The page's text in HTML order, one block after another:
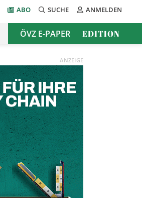
ABO SUCHE ANMELDEN
ÖVZ E-PAPER EDITION
ANZEIGE